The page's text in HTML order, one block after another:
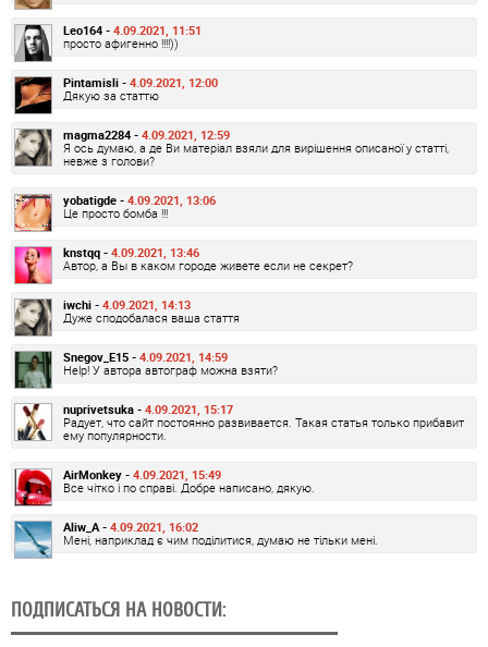
Leo164 - 4.09.2021, 11:51
просто афигенно !!!!))
Pintamisli - 4.09.2021, 12:00
Дякую за статтю
magma2284 - 4.09.2021, 12:59
Я ось думаю, а де Ви матеріал взяли для вирішення описаної у статті,
невже з голови?
yobatigde - 4.09.2021, 13:06
Це просто бомба !!!
knstqq - 4.09.2021, 13:46
Автор, а Вы в каком городе живете если не секрет?
iwchi - 4.09.2021, 14:13
Дуже сподобалася ваша стаття
Snegov_E15 - 4.09.2021, 14:59
Help! У автора автограф можна взяти?
nuprivetsuka - 4.09.2021, 15:17
Радует, что сайт постоянно развивается. Такая статья только прибавит
ему популярности.
AirMonkey - 4.09.2021, 15:49
Все чітко і по справі. Добре написано, дякую.
Aliw_A - 4.09.2021, 16:02
Мені, наприклад є чим поділитися, думаю не тільки мені.
ПОДПИСАТЬСЯ НА НОВОСТИ: